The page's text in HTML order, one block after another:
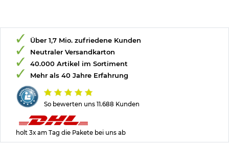
So bewerten uns 11.688 Kunden
Über 1,7 Mio. zufriedene Kunden
Neutraler Versandkarton
40.000 Artikel im Sortiment
Mehr als 40 Jahre Erfahrung
holt 3x am Tag die Pakete bei uns ab